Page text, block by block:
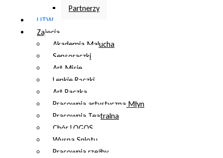
Partnerzy
UTW
Zajęcia
Akademia Malucha
Sensoraczki
Art Misie
Lepkie Rączki
Art Paczka
Pracownia artystyczna Młyn
Pracownia Teatralna
Chór LOGOS
Wyspa Splotu
Pracownia rzeźby